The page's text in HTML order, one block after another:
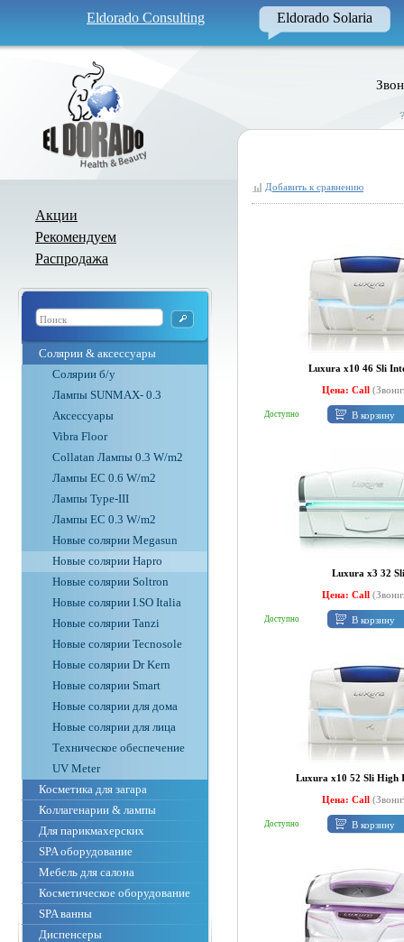
Eldorado Consulting Eldorado Solaria
Акции
Рекомендуем
Распродажа
Солярии & аксессуары
Солярии б/у
Лампы SUNMAX- 0.3
Аксессуары
Vibra Floor
Collatan Лампы 0.3 W/m2
Лампы ЕС 0.6 W/m2
Лампы Type-III
Лампы EC 0.3 W/m2
Новые солярии Megasun
Новые солярии Hapro
Новые солярии Soltron
Новые солярии I.SO Italia
Новые солярии Tanzi
Новые солярии Tecnosole
Новые солярии Dr Kern
Новые солярии Smart
Новые солярии для дома
Новые солярии для лица
Техническое обеспечение
UV Meter
Косметика для загара
Коллагенарии & лампы
Для парикмахерских
SPA оборудование
Мебель для салона
Косметическое оборудование
SPA ванны
Диспенсеры
Добавить к сравнению
Luxura x10 46 Sli
Цена: Call
Доступно В корзину
Luxura x3 32 Sli
Цена: Call
Доступно В корзину
Luxura x10 52 Sli High
Цена: Call
Доступно В корзину